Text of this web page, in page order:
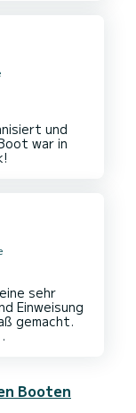
Seekarte
Nähe
Vermieter
und
war in
sehr
Einweisung
gemacht.
Booten